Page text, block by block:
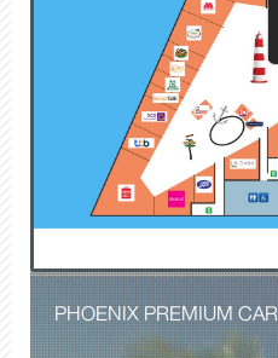
PHOENIX PREMIUM